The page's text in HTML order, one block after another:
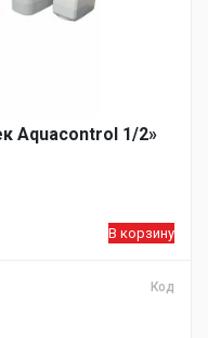
Aquacontrol 1/2»
В корзину
Код